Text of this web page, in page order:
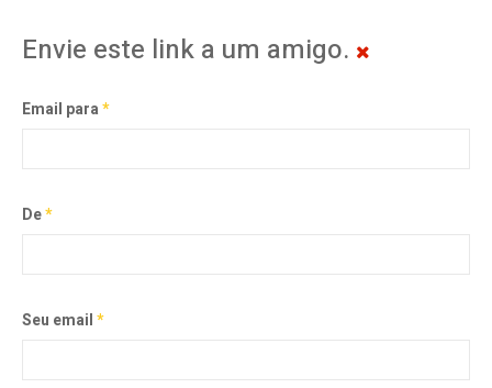
Envie este link a um amigo.
Email para*
De*
Seu email*